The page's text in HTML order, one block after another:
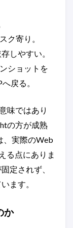
ク寄り。
しやすい。
ショットを
戻る。
味ではあり
の方が成熟
、実際のWeb
る点にありま
定されず、
ます。
か